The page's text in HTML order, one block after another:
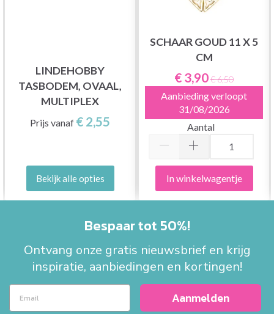
LINDEHOBBY
TASBODEM, OVAAL,
MULTIPLEX
Prijs vanaf € 2,55
Bekijk alle opties
SCHAAR GOUD 11 X 5
CM
€ 3,90€ 6,50
Aanbieding verloopt
31/08/2026
Aantal
In winkelwagentje
Bespaar tot 50%!
Ontvang onze gratis nieuwsbrief en krijg
inspiratie, aanbiedingen en kortingen!
Aanmelden